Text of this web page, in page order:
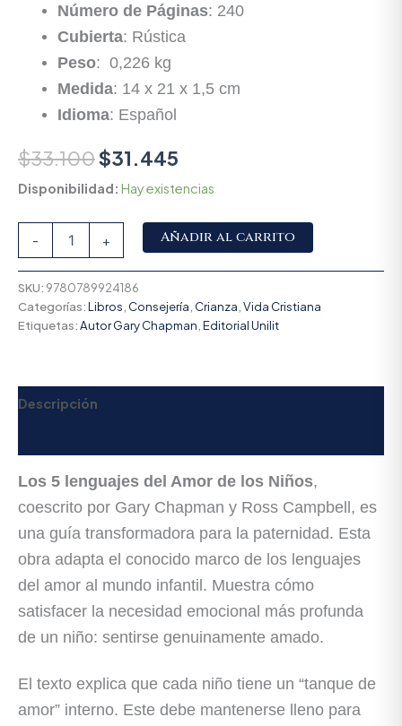
Número de Páginas: 240
Cubierta: Rústica
Peso: 0,226 kg
Medida: 14 x 21 x 1,5 cm
Idioma: Español
$33.100$31.445
Disponibilidad: Hay existencias
- + Añadir al carrito
SKU: 9780789924186
Categorías:Libros Consejería Crianza Vida Cristiana
Etiquetas:Autor Gary Chapman Editorial Unilit
Descripción
Los 5 lenguajes del Amor de los Niños,
coescrito por Gary Chapman y Ross Campbell, es
una guía transformadora para la paternidad. Esta
obra adapta el conocido marco de los lenguajes
del amor al mundo infantil. Muestra cómo
satisfacer la necesidad emocional más profunda
de un niño: sentirse genuinamente amado.
El texto explica que cada niño tiene un “tanque de
amor” interno. Este debe mantenerse lleno para